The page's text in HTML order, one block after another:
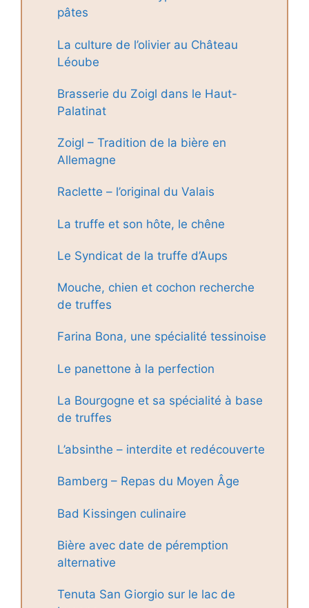
pâtes
La culture de l’olivier au Château
Léoube
Brasserie du Zoigl dans le Haut-
Palatinat
Zoigl – Tradition de la bière en
Allemagne
Raclette – l’original du Valais
La truffe et son hôte, le chêne
Le Syndicat de la truffe d’Aups
Mouche, chien et cochon recherche
de truffes
Farina Bona, une spécialité tessinoise
Le panettone à la perfection
La Bourgogne et sa spécialité à base
de truffes
L’absinthe – interdite et redécouverte
Bamberg – Repas du Moyen Âge
Bad Kissingen culinaire
Bière avec date de péremption
alternative
Tenuta San Giorgio sur le lac de